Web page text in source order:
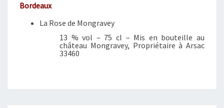
Bordeaux
La Rose de Mongravey
13 % vol – 75 cl – Mis en bouteille au
château Mongravey, Propriétaire à Arsac
33460